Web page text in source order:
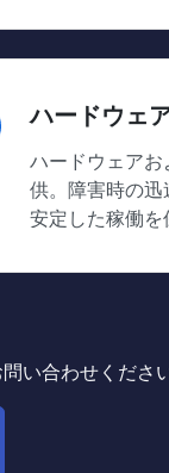
ハードウェ
ハードウェア
供。障害時の迅
安定した稼働を
い合わせください